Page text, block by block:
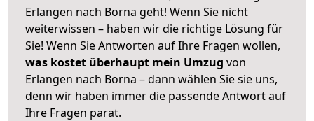
Erlangen nach Borna geht! Wenn Sie nicht
weiterwissen – haben wir die richtige Lösung für
Sie! Wenn Sie Antworten auf Ihre Fragen wollen,
was kostet überhaupt mein Umzug von
Erlangen nach Borna – dann wählen Sie sie uns,
denn wir haben immer die passende Antwort auf
Ihre Fragen parat.